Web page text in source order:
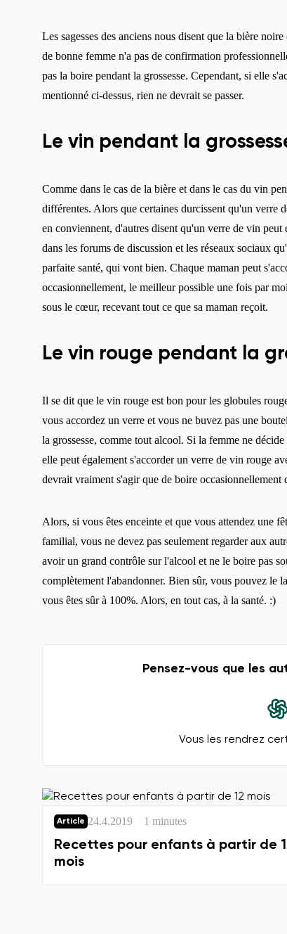
Les sagesses des anciens nous disent que la bière
de bonne femme n'a pas de confirmation
pas la boire pendant la grossesse. Cependant, si elle
mentionné ci-dessus, rien ne devrait se passer.
Le vin pendant la
Comme dans le cas de la bière et dans le cas du vin
différentes. Alors que certaines durcissent qu'un verre
en conviennent, d'autres disent qu'un verre de vin
dans les forums de discussion et les réseaux sociaux
parfaite santé, qui vont bien. Chaque maman peut
occasionnellement, le meilleur possible une fois par
sous le cœur, recevant tout ce que sa maman reçoit.
Le vin rouge pendant la
Il se dit que le vin rouge est bon pour les globules
vous accordez un verre et vous ne buvez pas une
la grossesse, comme tout alcool. Si la femme ne
elle peut également s'accorder un verre de vin rouge
devrait vraiment s'agir que de boire
Alors, si vous êtes enceinte et que vous attendez une
familial, vous ne devez pas seulement regarder aux
avoir un grand contrôle sur l'alcool et ne le boire pas
complètement l'abandonner. Bien sûr, vous pouvez le
vous êtes sûr à 100%. Alors, en tout cas, à la santé. :)
Pensez-vous que les
Vous les rendrez
Article 24.4.2019 1 minutes
Recettes pour enfants à partir de
mois